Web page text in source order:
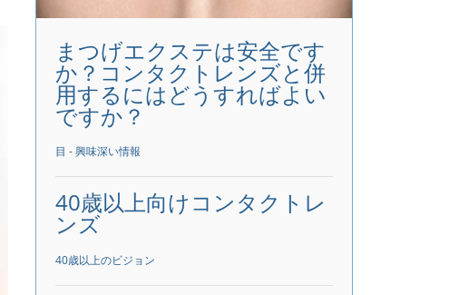
まつげエクステは安全です
か？コンタクトレンズと併
用するにはどうすればよい
ですか？
目 - 興味深い情報
40歳以上向けコンタクトレ
ンズ
40歳以上のビジョン